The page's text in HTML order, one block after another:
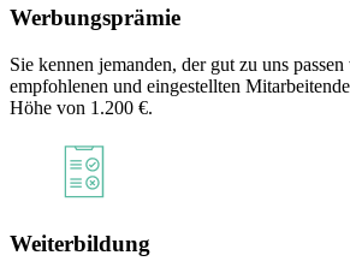
Werbungsprämie
Sie kennen jemanden, der gut zu uns
empfohlenen und eingestellten
Höhe von 1.200 €.
Weiterbildung